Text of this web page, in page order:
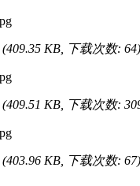
(409.35 KB, 下载次数: 64)
(409.51 KB, 下载次数:
(403.96 KB, 下载次数: 67)